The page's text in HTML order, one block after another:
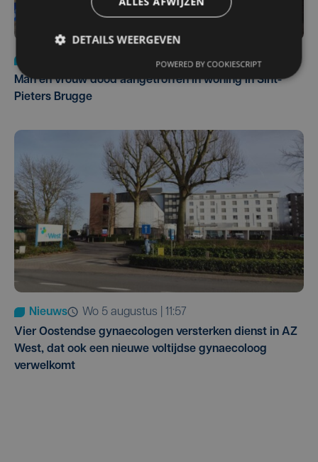
di 4 augustus | 09:32
Man en vrouw dood aangetroffen in woning in Sint-
Pieters Brugge
Nieuws
wo 5 augustus | 11:57
Vier Oostendse gynaecologen versterken dienst in AZ
West, dat ook een nieuwe voltijdse gynaecoloog
verwelkomt
DETAILS WEERGEVEN
POWERED BY COOKIESCRIPT